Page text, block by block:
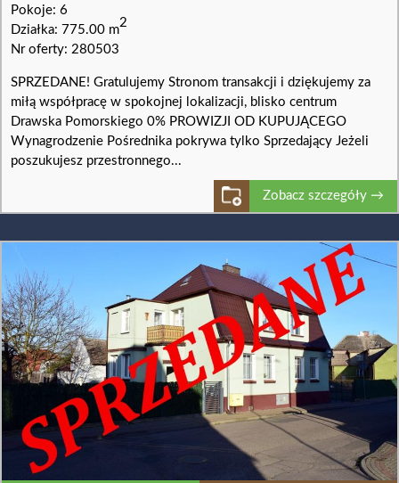
Pokoje: 6
Działka: 775.00 m2
Nr oferty: 280503
SPRZEDANE! Gratulujemy Stronom transakcji i dziękujemy za
miłą współpracę w spokojnej lokalizacji, blisko centrum
Drawska Pomorskiego 0% PROWIZJI OD KUPUJĄCEGO
Wynagrodzenie Pośrednika pokrywa tylko Sprzedający Jeżeli
poszukujesz przestronnego...
Zobacz szczegóły →